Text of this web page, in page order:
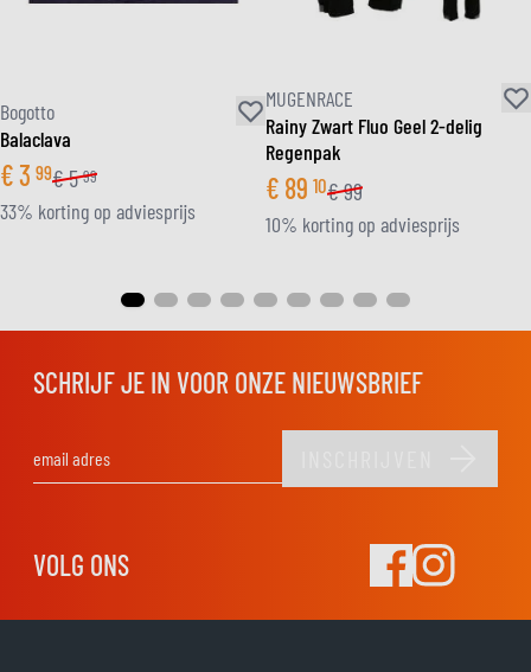
Bogotto
Balaclava
€3 99€5 99
33% korting op adviesprijs
MUGENRACE
Rainy Zwart Fluo Geel 2-delig
Regenpak
€ 89 10€99
10% korting op adviesprijs
SCHRIJF JE IN VOOR ONZE NIEUWSBRIEF
VOLG ONS